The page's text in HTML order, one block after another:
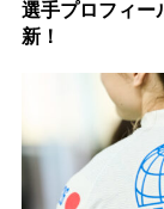
選手プロフィー
新！